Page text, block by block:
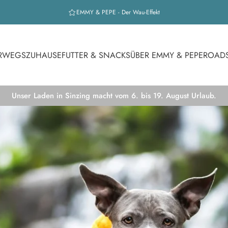
EMMY & PEPE - Der Wau-Effekt
ZUHAUSEFUTTER & SNACKSÜBER EMMY & PEPE
Unser Laden in Sinzing macht vom 6. bis 19. August Urlaub.